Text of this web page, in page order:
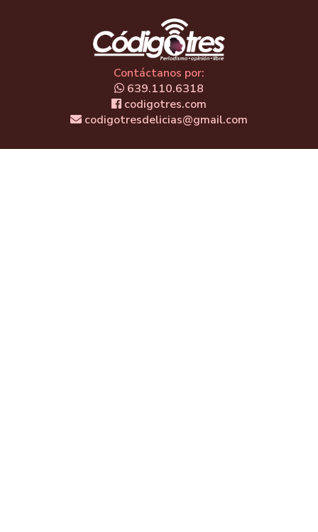
Contáctanos por:
639.110.6318
codigotres.com
codigotresdelicias@gmail.com